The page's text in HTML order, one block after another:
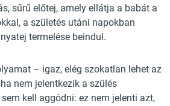
sűrű előtej, amely ellátja a babát a
a születés utáni napokban
termelése beindul.
– igaz, elég szokatlan lehet az
nem jelentkezik a szülés
kell aggódni: ez nem jelenti azt,